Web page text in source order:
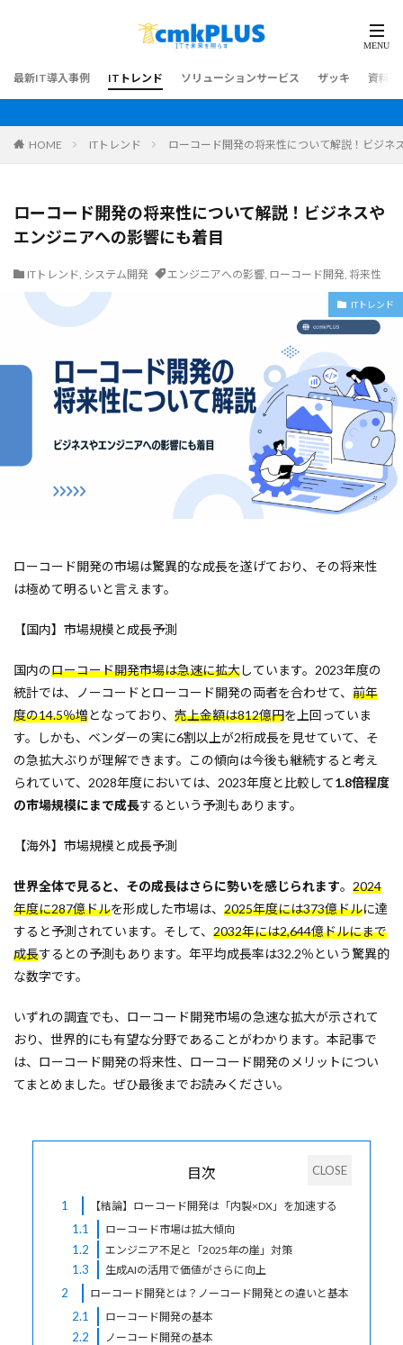
最新IT導入事例 ITトレンド ソリューションサービス ザッキ 資料ダ
HOME ITトレンド ローコード開発の将来性について解説！ビジネ
ローコード開発の将来性について解説！ビジネスや
エンジニアへの影響にも着目
ITトレンド, システム開発 エンジニアへの影響, ローコード開発, 将来性
ITトレンド
ローコード開発の市場は驚異的な成長を遂げており、その将来性
は極めて明るいと言えます。
【国内】市場規模と成長予測
国内のローコード開発市場は急速に拡大しています。2023年度の
統計では、ノーコードとローコード開発の両者を合わせて、 前年
度の14.5％増となっており、 売上金額は812億円を上回っていま
す。しかも、ベンダーの実に6割以上が2桁成長を見せていて、そ
の急拡大ぶりが理解できます。この傾向は今後も継続すると考え
られていて、2028年度においては、2023年度と比較して1.8倍程度
の市場規模にまで成長するという予測もあります。
【海外】市場規模と成長予測
世界全体で見ると、その成長はさらに勢いを感じられます。 2024
年度に287億ドルを形成した市場は、 2025年度には373億ドルに達
すると予測されています。そして、 2032年には2,644億ドルにまで
成長するとの予測もあります。年平均成長率は32.2％という驚異的
な数字です。
いずれの調査でも、ローコード開発市場の急速な拡大が示されて
おり、世界的にも有望な分野であることがわかります。本記事で
は、ローコード開発の将来性、ローコード開発のメリットについ
てまとめました。ぜひ最後までお読みください。
目次
1 【結論】ローコード開発は「内製×DX」を加速する
1.1 ローコード市場は拡大傾向
1.2 エンジニア不足と「2025年の崖」対策
1.3 生成AIの活用で価値がさらに向上
2 ローコード開発とは？ノーコード開発との違いと基本
2.1 ローコード開発の基本
2.2 ノーコード開発の基本